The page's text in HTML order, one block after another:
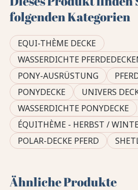
folgenden Kategorien
EQUI-THÈME DECKE
WASSERDICHTE
PONY-AUSRÜSTUNG
PONYDECKE
UNIVERS
WASSERDICHTE PONYDECKE
ÉQUITHÈME - HERBST /
POLAR-DECKE PFERD
Ähnliche Produkte